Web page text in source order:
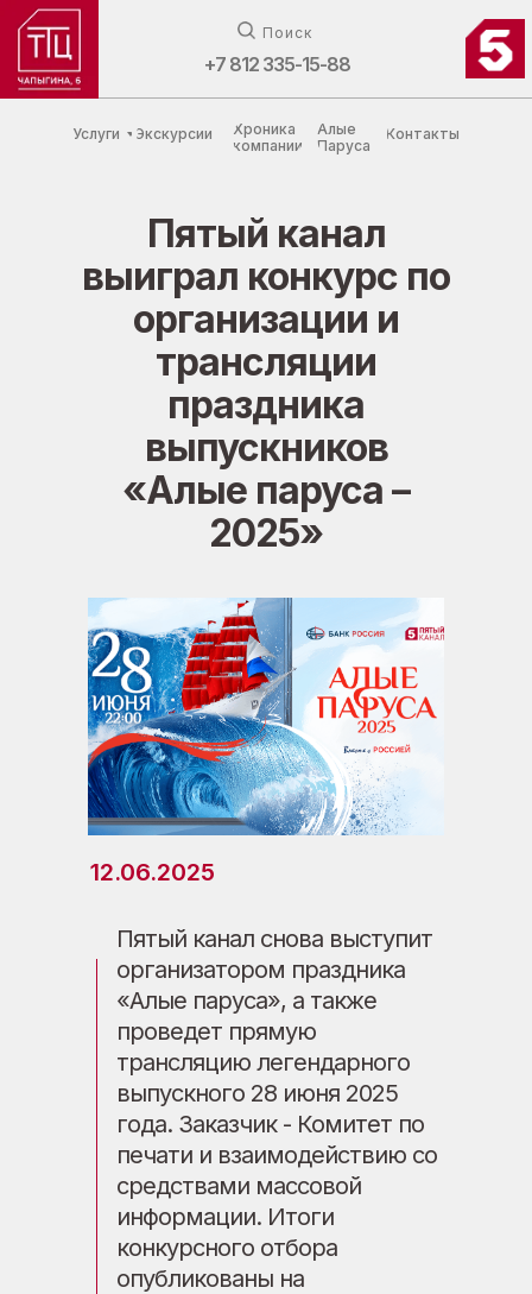
Поиск
+7 812 335-15-88
Хроника
компании
Алые
Паруса
Услуги Экскурсии Контакты
Пятый канал
выиграл конкурс по
организации и
трансляции
праздника
выпускников
«Алые паруса –
2025»
12.06.2025
Пятый канал снова выступит
организатором праздника
«Алые паруса», а также
проведет прямую
трансляцию легендарного
выпускного 28 июня 2025
года. Заказчик - Комитет по
печати и взаимодействию со
средствами массовой
информации. Итоги
конкурсного отбора
опубликованы на